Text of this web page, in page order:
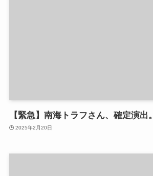
【緊急】南海トラフさん、確定演出。
2025年2月20日